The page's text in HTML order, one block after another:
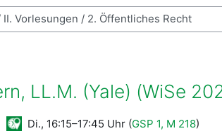
LL.M. (Yale) (WiSe
Di., 16:15–17:45 Uhr (GSP 1, M 218)